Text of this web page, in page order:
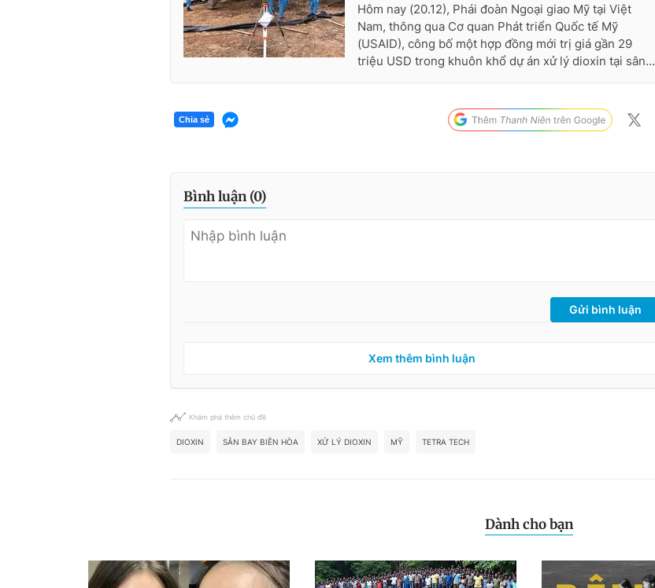
Hôm nay (20.12), Phái đoàn Ngoại giao Mỹ tại Việt
Nam, thông qua Cơ quan Phát triển Quốc tế Mỹ
(USAID), công bố một hợp đồng mới trị giá gần 29
triệu USD trong khuôn khổ dự án xử lý dioxin tại sân...
Chia sẻ
Bình luận (0)
Gửi bình luận
Xem thêm bình luận
Khám phá thêm chủ đề
DIOXIN SÂN BAY BIÊN HÒA XỬ LÝ DIOXIN MỸ TETRA TECH